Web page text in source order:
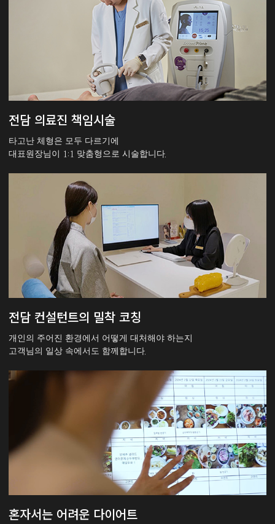
전담 의료진 책임시술
타고난 체형은 모두 다르기에
대표원장님이 1:1 맞춤형으로 시술합니다.
전담 컨설턴트의 밀착 코칭
개인의 주어진 환경에서 어떻게 대처해야 하는지
고객님의 일상 속에서도 함께합니다.
혼자서는 어려운 다이어트